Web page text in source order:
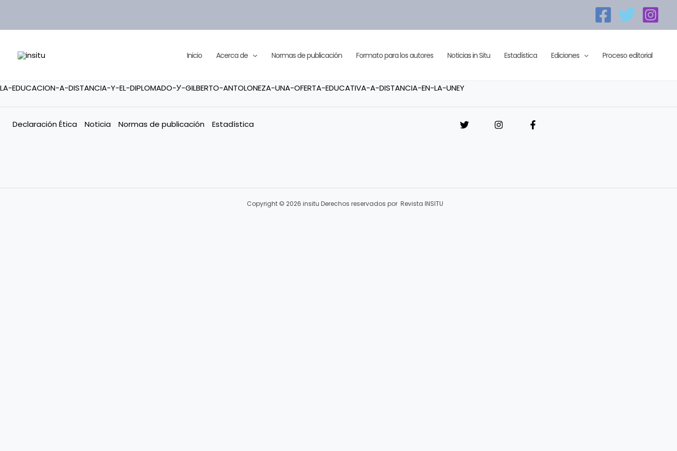
Inicio Acerca de Normas de publicación Formato para los autores Noticias in Situ Estadística Ediciones Proceso editorial
LA-EDUCACION-A-DISTANCIA-Y-EL-DIPLOMADO-У-GILBERTO-ANTOLONEZA-UNA-OFERTA-EDUCATIVA-A-DISTANCIA-EN-LA-UNEY
Declaración Ética Noticia Normas de publicación Estadística
Copyright © 2026 insitu Derechos reservados por Revista INSITU